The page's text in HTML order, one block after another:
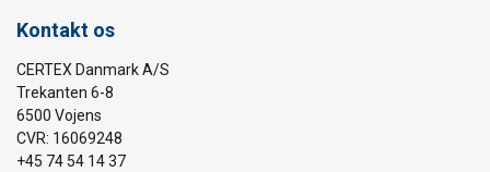
Kontakt os
CERTEX Danmark A/S
Trekanten 6-8
6500 Vojens
CVR: 16069248
+45 74 54 14 37